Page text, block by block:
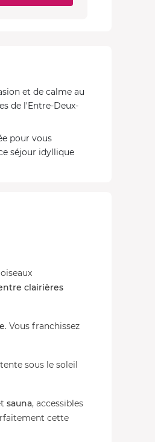
et de calme au
de l'Entre-Deux-
pour vous
séjour idyllique
clairières
. Vous franchissez
sous le soleil
sauna, accessibles
cette